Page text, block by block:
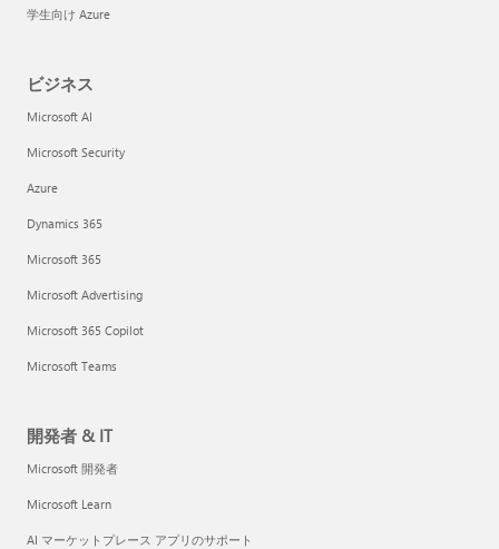
学生向け Azure
ビジネス
Microsoft AI
Microsoft Security
Azure
Dynamics 365
Microsoft 365
Microsoft Advertising
Microsoft 365 Copilot
Microsoft Teams
開発者 & IT
Microsoft 開発者
Microsoft Learn
AI マーケットプレース アプリのサポート